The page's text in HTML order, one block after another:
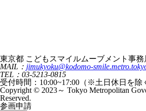
東京都 こどもスマイルムーブメント事務
MAIL： jimukyoku@kodomo-
TEL：03-5213-0815
受付時間：10:00~17:00（※土日休日を除
Copyright © 2023～ Tokyo Metropolitan
Reserved.
参画申請